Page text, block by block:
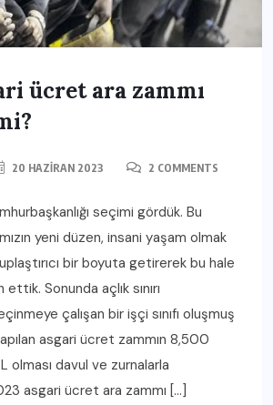
ücret ara zammı
20 HAZIRAN 2023 2 COMMENTS
seçimi gördük. Bu
yeni düzen, insani yaşam olmak
bir boyuta getirerek bu hale
Sonunda açlık sınırı
çalışan bir işçi sınıfı oluşmuş
asgari ücret zammın 8,500
olması davul ve zurnalarla
asgari ücret ara zammı […]